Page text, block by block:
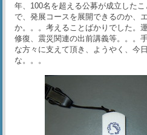
年、100名を超える公募が成立した
で、発展コースを展開できるのか、
か。。。考えることばかりでした。
修復、震災関連の出前講義等。。。
な方々に支えて頂き、ようやく、今
な。。。